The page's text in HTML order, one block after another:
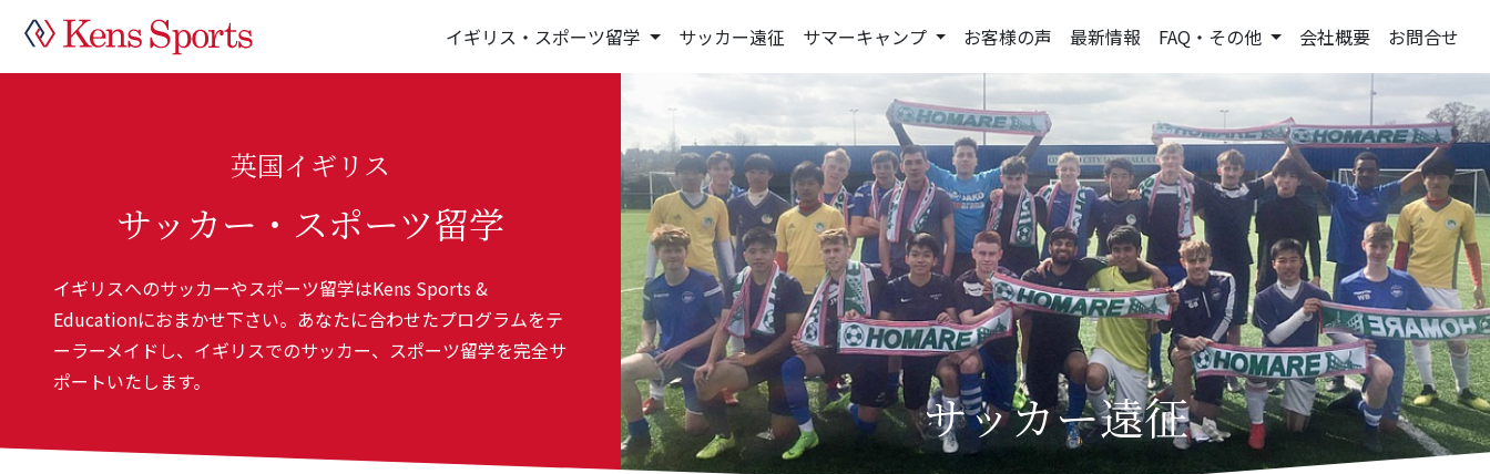
イギリス・スポーツ留学 サッカー遠征 サマーキャンプ お客様の声 最新情報 FAQ・その他 会社概要 お問合せ
英国イギリス
サッカー・スポーツ留学
イギリスへのサッカーやスポーツ留学はKens Sports &
Educationにおまかせ下さい。あなたに合わせたプログラムをテ
ーラーメイドし、イギリスでのサッカー、スポーツ留学を完全サ
ポートいたします。
サッカー遠征